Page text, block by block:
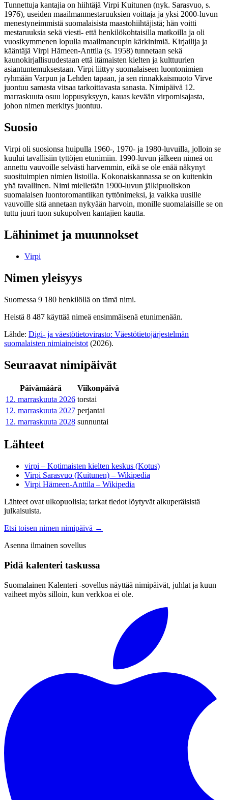
Tunnettuja kantajia on hiihtäjä Virpi Kuitunen (nyk. Sarasvuo, s.
1976), useiden maailmanmestaruuksien voittaja ja yksi 2000-luvun
menestyneimmistä suomalaisista maastohiihtäjistä; hän voitti
mestaruuksia sekä viesti- että henkilökohtaisilla matkoilla ja oli
vuosikymmenen lopulla maailmancupin kärkinimiä. Kirjailija ja
kääntäjä Virpi Hämeen-Anttila (s. 1958) tunnetaan sekä
kaunokirjallisuudestaan että itämaisten kielten ja kulttuurien
asiantuntemuksestaan. Virpi liittyy suomalaiseen luontonimien
ryhmään Varpun ja Lehden tapaan, ja sen rinnakkaismuoto Virve
juontuu samasta vitsaa tarkoittavasta sanasta. Nimipäivä 12.
marraskuuta osuu loppusyksyyn, kauas kevään virpomisajasta,
johon nimen merkitys juontuu.
Suosio
Virpi oli suosionsa huipulla 1960-, 1970- ja 1980-luvuilla, jolloin se
kuului tavallisiin tyttöjen etunimiin. 1990-luvun jälkeen nimeä on
annettu vauvoille selvästi harvemmin, eikä se ole enää näkynyt
suosituimpien nimien listoilla. Kokonaiskannassa se on kuitenkin
yhä tavallinen. Nimi mielletään 1900-luvun jälkipuoliskon
suomalaisen luontoromantiikan tyttönimeksi, ja vaikka uusille
vauvoille sitä annetaan nykyään harvoin, monille suomalaisille se on
tuttu juuri tuon sukupolven kantajien kautta.
Lähinimet ja muunnokset
Virpi
Nimen yleisyys
Suomessa 9 180 henkilöllä on tämä nimi.
Heistä 8 487 käyttää nimeä ensimmäisenä etunimenään.
Lähde: Digi- ja väestötietovirasto: Väestötietojärjestelmän
suomalaisten nimiaineistot (2026).
Seuraavat nimipäivät
Päivämäärä
Viikonpäivä
12. marraskuuta 2026 torstai
12. marraskuuta 2027 perjantai
12. marraskuuta 2028 sunnuntai
Lähteet
virpi – Kotimaisten kielten keskus (Kotus)
Virpi Sarasvuo (Kuitunen) – Wikipedia
Virpi Hämeen-Anttila – Wikipedia
Lähteet ovat ulkopuolisia; tarkat tiedot löytyvät alkuperäisistä
julkaisuista.
Etsi toisen nimen nimipäivä →
Asenna ilmainen sovellus
Pidä kalenteri taskussa
Suomalainen Kalenteri ‑sovellus näyttää nimipäivät, juhlat ja kuun
vaiheet myös silloin, kun verkkoa ei ole.